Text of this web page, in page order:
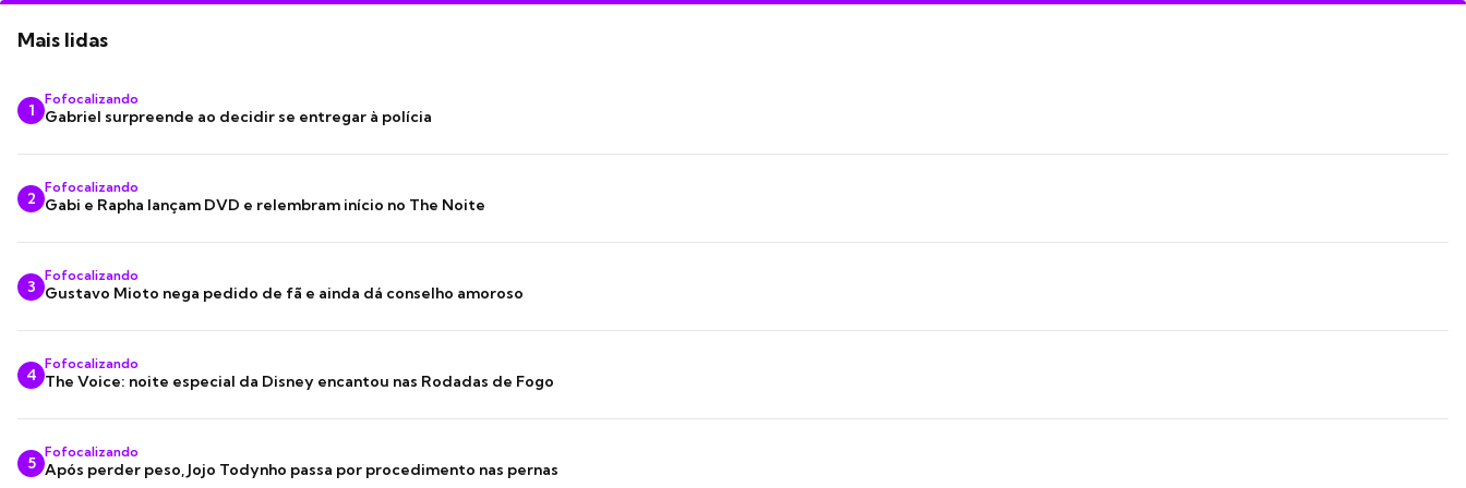
Mais lidas
1
Fofocalizando
Gabriel surpreende ao decidir se entregar à polícia
2
Fofocalizando
Gabi e Rapha lançam DVD e relembram início no The Noite
3
Fofocalizando
Gustavo Mioto nega pedido de fã e ainda dá conselho amoroso
4
Fofocalizando
The Voice: noite especial da Disney encantou nas Rodadas de Fogo
5
Fofocalizando
Após perder peso, Jojo Todynho passa por procedimento nas pernas